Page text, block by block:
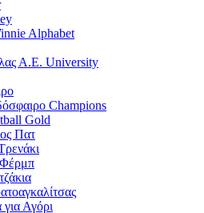
Alphabet
Α.Ε. University
Champions
Gold
Πατ
Αγόρι